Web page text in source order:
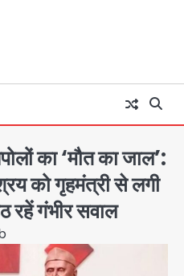
का ‘मौत का जाल’:
को गृहमंत्री से लगी
रहें गंभीर सवाल